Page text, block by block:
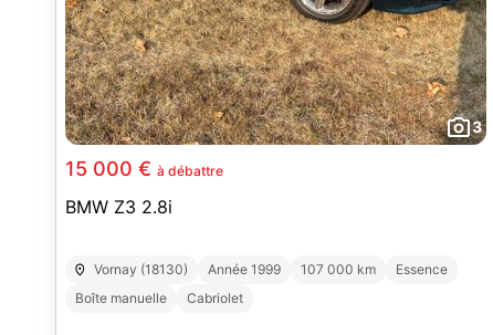
3
15 000 € à débattre
BMW Z3 2.8i
Vornay (18130) Année 1999 107 000 km
Essence
Boîte manuelle
Cabriolet